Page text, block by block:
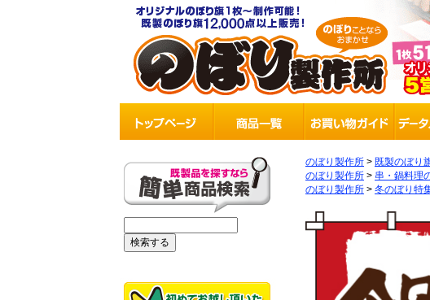
のぼり製作所 > 既製のぼり
のぼり製作所 > 串・鍋料理
のぼり製作所 > 冬のぼり特